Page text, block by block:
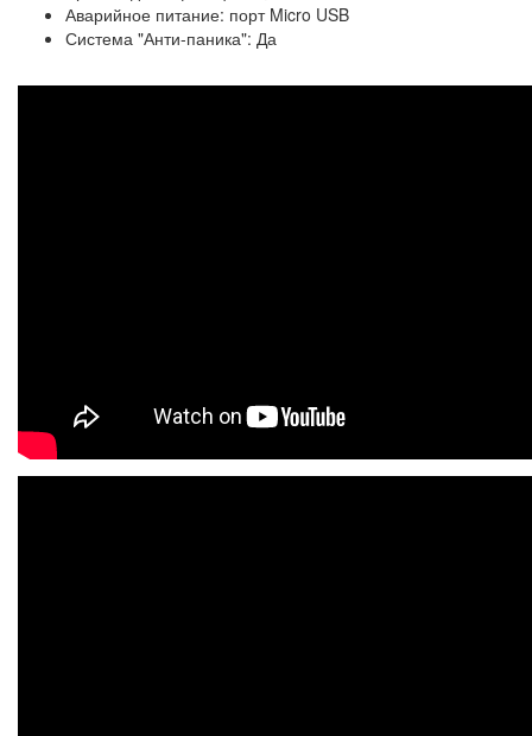
Аварийное питание: порт Micro USB
Система "Анти-паника": Да